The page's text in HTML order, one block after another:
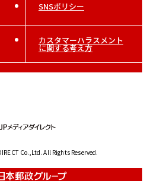
SNSポリシー
カスタマーハラスメント
に関する考え方
Co.,Ltd. All Rights Reserved.